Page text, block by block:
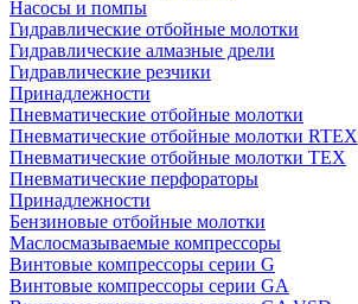
Насосы и помпы
Гидравлические отбойные молотки
Гидравлические алмазные дрели
Гидравлические резчики
Принадлежности
Пневматические отбойные молотки
Пневматические отбойные молотки RTEX
Пневматические отбойные молотки TEX
Пневматические перфораторы
Принадлежности
Бензиновые отбойные молотки
Маслосмазываемые компрессоры
Винтовые компрессоры серии G
Винтовые компрессоры cерии GA